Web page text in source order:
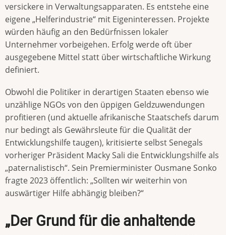
versickere in Verwaltungsapparaten. Es entstehe eine
eigene „Helferindustrie“ mit Eigeninteressen. Projekte
würden häufig an den Bedürfnissen lokaler
Unternehmer vorbeigehen. Erfolg werde oft über
ausgegebene Mittel statt über wirtschaftliche Wirkung
definiert.
Obwohl die Politiker in derartigen Staaten ebenso wie
unzählige NGOs von den üppigen Geldzuwendungen
profitieren (und aktuelle afrikanische Staatschefs darum
nur bedingt als Gewährsleute für die Qualität der
Entwicklungshilfe taugen), kritisierte selbst Senegals
vorheriger Präsident Macky Sali die Entwicklungshilfe als
„paternalistisch“. Sein Premierminister Ousmane Sonko
fragte 2023 öffentlich: „Sollten wir weiterhin von
auswärtiger Hilfe abhängig bleiben?“
„Der Grund für die anhaltende